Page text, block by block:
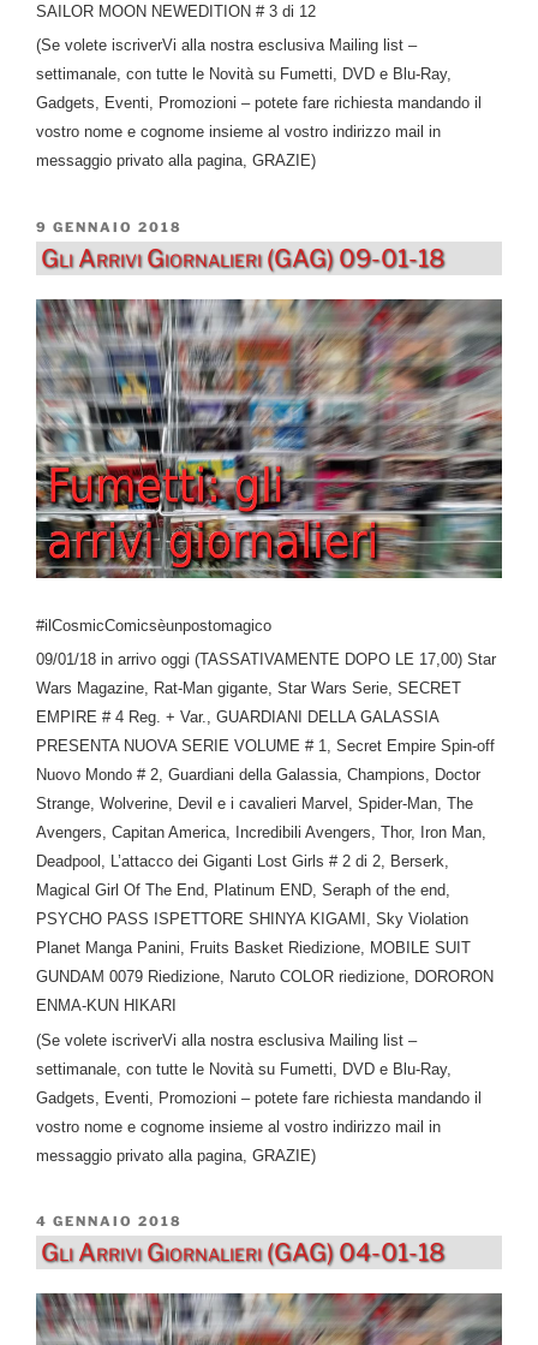
SAILOR MOON NEWEDITION # 3 di 12
(Se volete iscriverVi alla nostra esclusiva Mailing list –
settimanale, con tutte le Novità su Fumetti, DVD e Blu-Ray,
Gadgets, Eventi, Promozioni – potete fare richiesta mandando il
vostro nome e cognome insieme al vostro indirizzo mail in
messaggio privato alla pagina, GRAZIE)
PUBBLICATO
IL
9 GENNAIO 2018
Gli Arrivi Giornalieri (GAG) 09-01-18
#ilCosmicComicsèunpostomagico
09/01/18 in arrivo oggi (TASSATIVAMENTE DOPO LE 17,00) Star
Wars Magazine, Rat-Man gigante, Star Wars Serie, SECRET
EMPIRE # 4 Reg. + Var., GUARDIANI DELLA GALASSIA
PRESENTA NUOVA SERIE VOLUME # 1, Secret Empire Spin-off
Nuovo Mondo # 2, Guardiani della Galassia, Champions, Doctor
Strange, Wolverine, Devil e i cavalieri Marvel, Spider-Man, The
Avengers, Capitan America, Incredibili Avengers, Thor, Iron Man,
Deadpool, L’attacco dei Giganti Lost Girls # 2 di 2, Berserk,
Magical Girl Of The End, Platinum END, Seraph of the end,
PSYCHO PASS ISPETTORE SHINYA KIGAMI, Sky Violation
Planet Manga Panini, Fruits Basket Riedizione, MOBILE SUIT
GUNDAM 0079 Riedizione, Naruto COLOR riedizione, DORORON
ENMA-KUN HIKARI
(Se volete iscriverVi alla nostra esclusiva Mailing list –
settimanale, con tutte le Novità su Fumetti, DVD e Blu-Ray,
Gadgets, Eventi, Promozioni – potete fare richiesta mandando il
vostro nome e cognome insieme al vostro indirizzo mail in
messaggio privato alla pagina, GRAZIE)
PUBBLICATO
IL
4 GENNAIO 2018
Gli Arrivi Giornalieri (GAG) 04-01-18